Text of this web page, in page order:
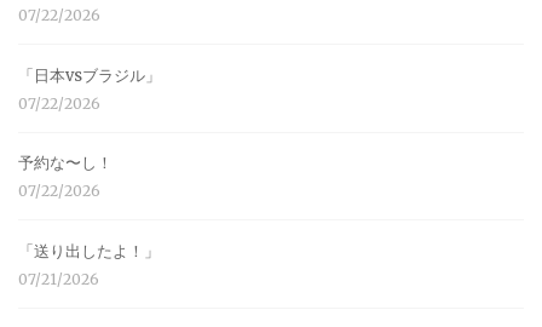
07/22/2026
「日本vsブラジル」
07/22/2026
予約な〜し！
07/22/2026
「送り出したよ！」
07/21/2026